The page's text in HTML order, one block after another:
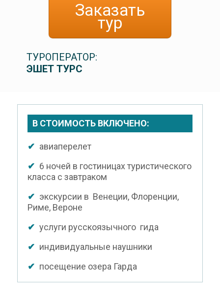
Заказать
тур
ТУРОПЕРАТОР:
ЭШЕТ ТУРС
В СТОИМОСТЬ ВКЛЮЧЕНО:
✔ авиаперелет
✔ 6 ночей в гостиницах туристического
класса с завтраком
✔ экскурсии в Венеции, Флоренции,
Риме, Вероне
✔ услуги русскоязычного гида
✔ индивидуальные наушники
✔ посещение озера Гарда